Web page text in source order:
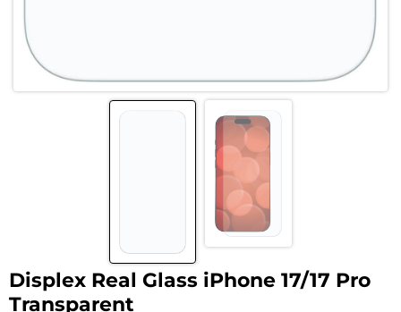
Displex Real Glass iPhone 17/17 Pro
Transparent